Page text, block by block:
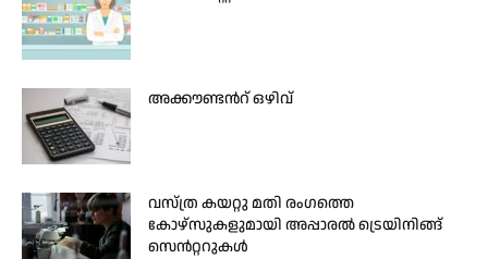
അക്കൗണ്ടൻറ് ഒഴിവ്
വസ്ത്ര കയറ്റു മതി രംഗത്തെ
കോഴ്സുകളുമായി അപ്പാരൽ ട്രെയിനിങ്ങ്
സെൻറ്ററുകൾ